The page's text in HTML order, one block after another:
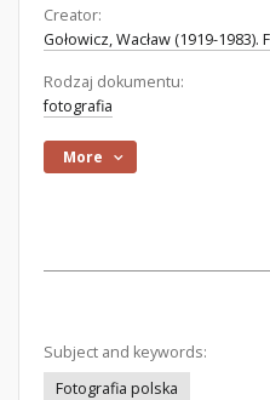
Creator:
Gołowicz, Wacław (1919-1983).
Rodzaj dokumentu:
fotografia
More
Subject and keywords:
Fotografia polska